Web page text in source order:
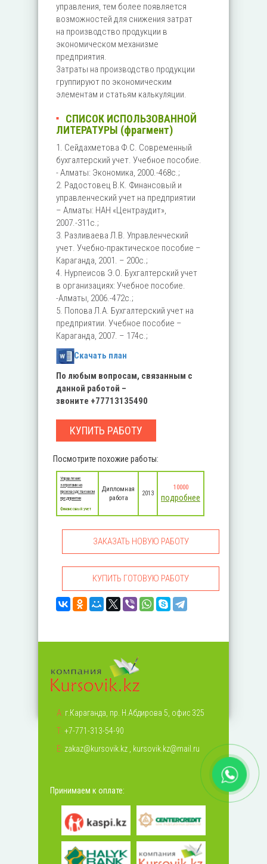
управления, тем более появляется
возможностей для снижения затрат
на производство продукции в
экономическом механизме
предприятия.
Затраты на производство продукции
группируют по экономическим
элементам и статьям калькуляции.
СПИСОК ИСПОЛЬЗОВАННОЙ
ЛИТЕРАТУРЫ (фрагмент)
1. Сейдахметова Ф.С. Современный
бухгалтерский учет. Учебное пособие.
- Алматы: Экономика, 2000.-468с.;
2. Радостовец В.К. Финансовый и
управленческий учет на предприятии
– Алматы: НАН «Центраудит»,
2007.-311с.;
3. Разливаева Л.В. Управленческий
учет. Учебно-практическое пособие –
Караганда, 2001. – 200с.;
4. Нурпеисов Э.О. Бухгалтерский учет
в организациях: Учебное пособие.
-Алматы, 2006.-472с.;
5. Попова Л.А. Бухгалтерский учет на
предприятии. Учебное пособие –
Караганда, 2007. – 174с.;
Скачать план
По любым вопросам, связанным с
данной работой –
звоните +77713135490
КУПИТЬ РАБОТУ
Посмотрите похожие работы:
Управление
затратами на
производственном
предприятии
Финансовый учет
Дипломная
работа
2013
10000
подробнее
ЗАКАЗАТЬ НОВУЮ РАБОТУ
КУПИТЬ ГОТОВУЮ РАБОТУ
А: г.Караганда, пр. Н.Абдирова 5, офис 325
Т: +7-771-313-54-90
Е: zakaz@kursovik.kz kursovik.kz@mail.ru
Принимаем к оплате: